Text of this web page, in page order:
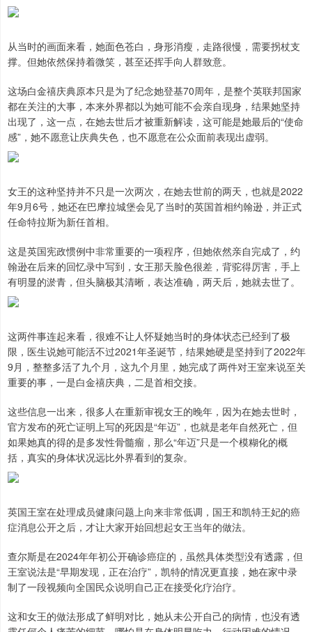
从当时的画面来看，她面色苍白，身形消瘦，走路很慢，需要拐杖支
撑。但她依然保持着微笑，甚至还挥手向人群致意。
这场白金禧庆典原本只是为了纪念她登基70周年，是整个英联邦国家
都在关注的大事，本来外界都以为她可能不会亲自现身，结果她坚持
出现了，这一点，在她去世后才被重新解读，这可能是她最后的“使命
感”，她不愿意让庆典失色，也不愿意在公众面前表现出虚弱。
女王的这种坚持并不只是一次两次，在她去世前的两天，也就是2022
年9月6号，她还在巴摩拉城堡会见了当时的英国首相约翰逊，并正式
任命特拉斯为新任首相。
这是英国宪政惯例中非常重要的一项程序，但她依然亲自完成了，约
翰逊在后来的回忆录中写到，女王那天脸色很差，背驼得厉害，手上
有明显的淤青，但头脑极其清晰，表达准确，两天后，她就去世了。
这两件事连起来看，很难不让人怀疑她当时的身体状态已经到了极
限，医生说她可能活不过2021年圣诞节，结果她硬是坚持到了2022年
9月，整整多活了九个月，这九个月里，她完成了两件对王室来说至关
重要的事，一是白金禧庆典，二是首相交接。
这些信息一出来，很多人在重新审视女王的晚年，因为在她去世时，
官方发布的死亡证明上写的死因是“年迈”，也就是老年自然死亡，但
如果她真的得的是多发性骨髓瘤，那么“年迈”只是一个模糊化的概
括，真实的身体状况远比外界看到的复杂。
英国王室在处理成员健康问题上向来非常低调，国王和凯特王妃的癌
症消息公开之后，才让大家开始回想起女王当年的做法。
查尔斯是在2024年年初公开确诊癌症的，虽然具体类型没有透露，但
王室说法是“早期发现，正在治疗”，凯特的情况更直接，她在家中录
制了一段视频向全国民众说明自己正在接受化疗治疗。
这和女王的做法形成了鲜明对比，她从未公开自己的病情，也没有透